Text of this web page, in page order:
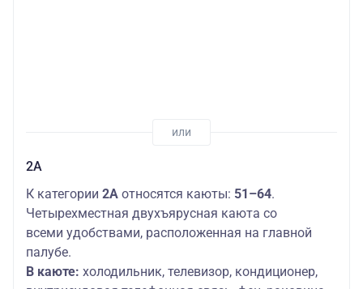
2А
К категории 2А относятся каюты: 51–64.
Четырехместная двухъярусная каюта со
всеми удобствами, расположенная на главной
палубе.
В каюте: холодильник, телевизор, кондиционер,